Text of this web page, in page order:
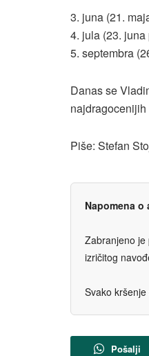
3. juna (21.
4. jula (23.
5. septembra
Danas se
Piše: Stefan
Napomena o
Zabranjeno je
izričitog
Svako
Pošalji